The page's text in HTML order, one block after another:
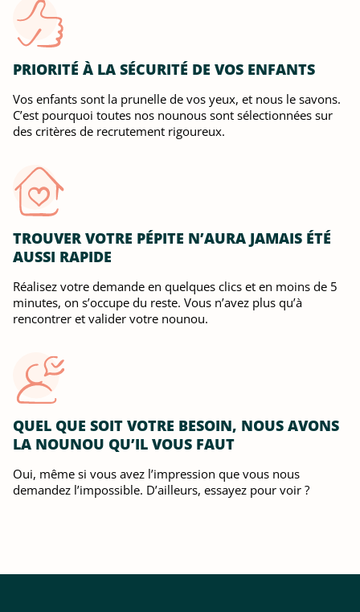
PRIORITÉ À LA SÉCURITÉ DE VOS ENFANTS
Vos enfants sont la prunelle de vos yeux, et nous le savons.
C’est pourquoi toutes nos nounous sont sélectionnées sur
des critères de recrutement rigoureux.
TROUVER VOTRE PÉPITE N’AURA JAMAIS ÉTÉ
AUSSI RAPIDE
Réalisez votre demande en quelques clics et en moins de 5
minutes, on s’occupe du reste. Vous n’avez plus qu’à
rencontrer et valider votre nounou.
QUEL QUE SOIT VOTRE BESOIN, NOUS AVONS
LA NOUNOU QU’IL VOUS FAUT
Oui, même si vous avez l’impression que vous nous
demandez l’impossible. D’ailleurs, essayez pour voir ?